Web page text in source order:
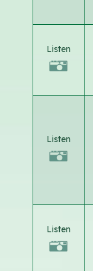
Listen
Listen
Listen